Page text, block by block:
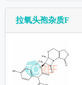
拉氧头孢杂质F